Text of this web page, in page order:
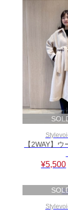
【2WAY】
¥5,500